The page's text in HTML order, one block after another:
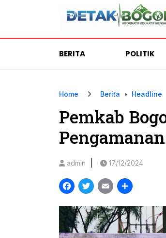
BERITA POLITIK
Home Berita • Headline
Pemkab
admin 17/12/2024
Facebook
Twitter
Email